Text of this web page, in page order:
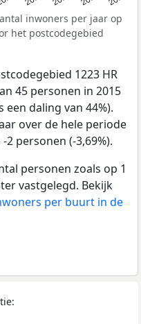
inwoners per jaar op
het postcodegebied
1223 HR
45 personen in 2015
daling van 44%).
over de hele periode
2 personen (-3,69%).
personen zoals op 1
vastgelegd. Bekijk
per buurt in de